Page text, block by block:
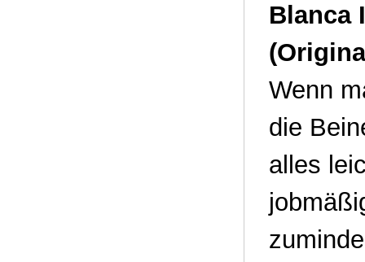
Blanca
Wenn
die
alles